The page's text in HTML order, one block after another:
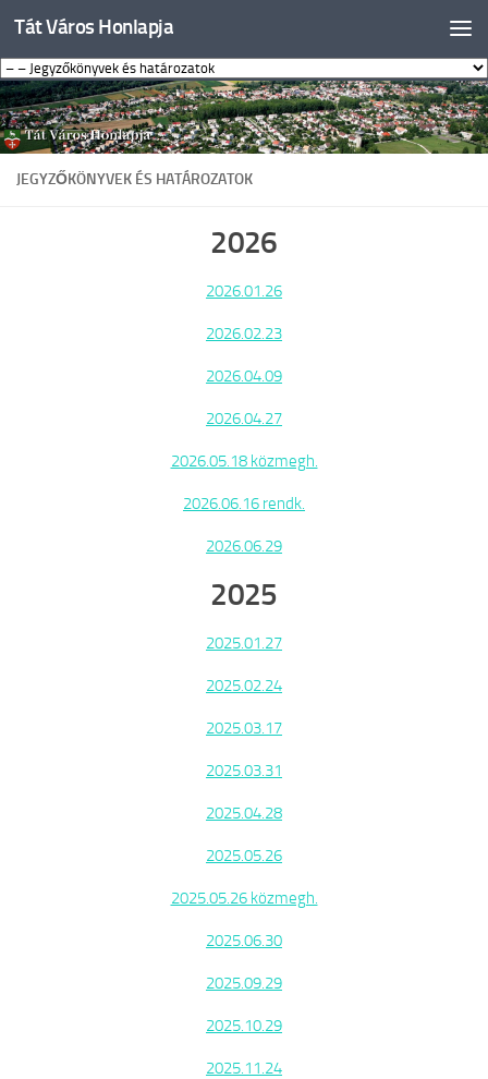
Skip to content
Tát Város Honlapja
JEGYZŐKÖNYVEK ÉS HATÁROZATOK
2026
2026.01.26
2026.02.23
2026.04.09
2026.04.27
2026.05.18 közmegh.
2026.06.16 rendk.
2026.06.29
2025
2025.01.27
2025.02.24
2025.03.17
2025.03.31
2025.04.28
2025.05.26
2025.05.26 közmegh.
2025.06.30
2025.09.29
2025.10.29
2025.11.24